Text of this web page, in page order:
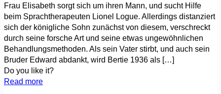
Frau Elisabeth sorgt sich um ihren Mann, und sucht Hilfe
beim Sprachtherapeuten Lionel Logue. Allerdings distanziert
sich der königliche Sohn zunächst von diesem, verschreckt
durch seine forsche Art und seine etwas ungewöhnlichen
Behandlungsmethoden. Als sein Vater stirbt, und auch sein
Bruder Edward abdankt, wird Bertie 1936 als […]
Do you like it?
Read more